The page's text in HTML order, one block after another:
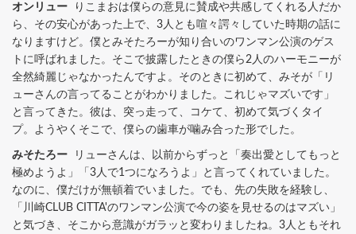
オンリュー りこまおは僕らの意見に賛成や共感してくれる人だか
ら、その安心があった上で、3人とも喧々諤々していた時期の話に
なりますけど。僕とみそたろーが知り合いのワンマン公演のゲス
トに呼ばれました。そこで披露したときの僕ら2人のハーモニーが
全然綺麗じゃなかったんですよ。そのときに初めて、みそが「リ
ューさんの言ってることがわかりました。これじゃマズいです」
と言ってきた。彼は、突っ走って、コケて、初めて気づくタイ
プ。ようやくそこで、僕らの歯車が噛み合った形でした。
みそたろー リューさんは、以前からずっと「奏出愛としてもっと
極めようよ」「3人で1つになろうよ」と言ってくれていました。
なのに、僕だけが無頓着でいました。でも、先の失敗を経験し、
「川崎CLUB CITTA'のワンマン公演で今の姿を見せるのはマズい」
と気づき、そこから意識がガラッと変わりましたね。3人ともそれ